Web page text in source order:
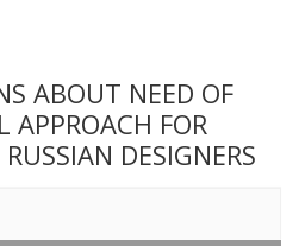
ABOUT NEED OF
APPROACH FOR
DESIGNERS